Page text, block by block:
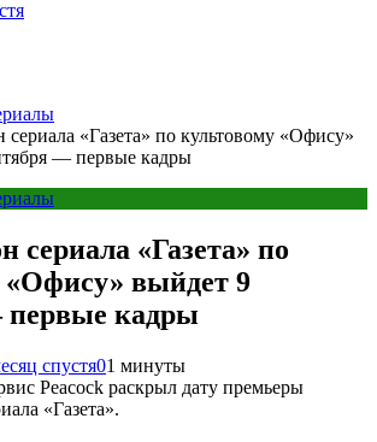
сериала «Газета» по культовому «Офису»
— первые кадры
сериала «Газета» по
«Офису» выйдет 9
первые кадры
спустя01 минуты
Peacock раскрыл дату премьеры
«Газета».